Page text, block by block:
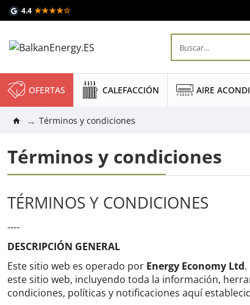
4.4 ★★★★☆
OFERTAS CALEFACCIÓN AIRE
Términos y condiciones
Términos y condiciones
TÉRMINOS Y CONDICIONES
----
DESCRIPCIÓN GENERAL
Este sitio web es operado por Energy Economy Ltd.
este sitio web, incluyendo toda la información,
condiciones, políticas y notificaciones aquí